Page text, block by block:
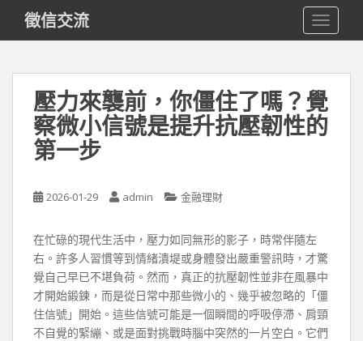
i
徵信交流
壓力來襲前，你僵住了嗎？覺
察微小信號是提升抗壓韌性的
第一步
2026-01-29 admin 金融理財
在忙碌的現代生活中，壓力如同無形的影子，時常伴隨左
右。許多人習慣等到情緒潰堤或身體發出嚴重警訊時，才驚
覺自己早已不堪負荷。然而，真正的抗壓韌性並非在風暴中
才開始鍛鍊，而是從日常中那些微小的、幾乎被忽略的「僵
住信號」開始。這些信號可能是一個瞬間的呼吸停滯、肩頸
不自覺的緊繃、或是面對挑戰時腦中突然的一片空白。它們